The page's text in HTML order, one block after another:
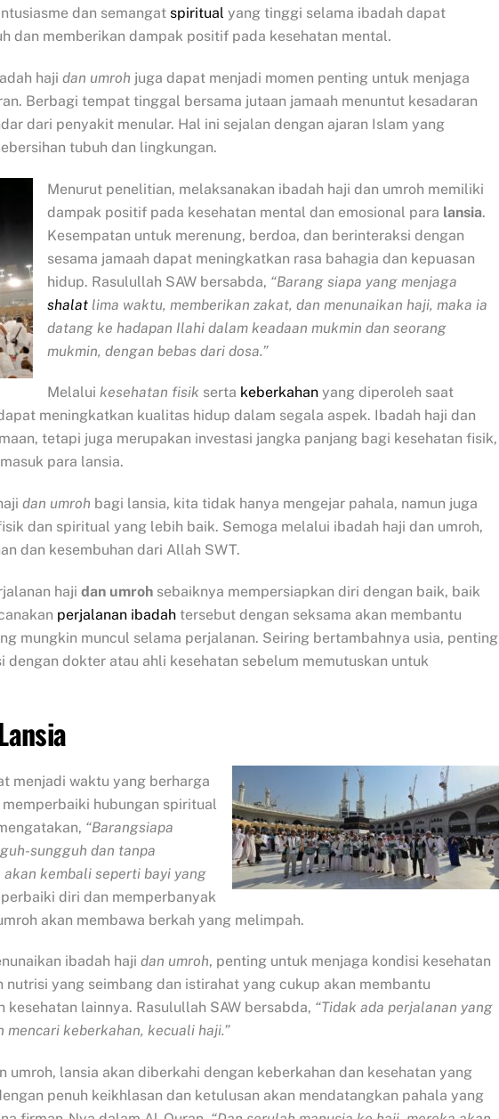
dan semangat spiritual yang tinggi selama ibadah dapat
dan memberikan dampak positif pada kesehatan mental.
haji dan umroh juga dapat menjadi momen penting untuk menjaga
Berbagi tempat tinggal bersama jutaan jamaah menuntut kesadaran
dari penyakit menular. Hal ini sejalan dengan ajaran Islam yang
tubuh dan lingkungan.
Menurut penelitian, melaksanakan ibadah haji dan umroh memiliki
dampak positif pada kesehatan mental dan emosional para lansia.
Kesempatan untuk merenung, berdoa, dan berinteraksi dengan
sesama jamaah dapat meningkatkan rasa bahagia dan kepuasan
hidup. Rasulullah SAW bersabda, “Barang siapa yang menjaga
shalat lima waktu, memberikan zakat, dan menunaikan haji, maka ia
datang ke hadapan Ilahi dalam keadaan mukmin dan seorang
mukmin, dengan bebas dari dosa.”
Melalui kesehatan fisik serta keberkahan yang diperoleh saat
meningkatkan kualitas hidup dalam segala aspek. Ibadah haji dan
tetapi juga merupakan investasi jangka panjang bagi kesehatan fisik,
para lansia.
dan umroh bagi lansia, kita tidak hanya mengejar pahala, namun juga
dan spiritual yang lebih baik. Semoga melalui ibadah haji dan umroh,
dan kesembuhan dari Allah SWT.
haji dan umroh sebaiknya mempersiapkan diri dengan baik, baik
perjalanan ibadah tersebut dengan seksama akan membantu
mungkin muncul selama perjalanan. Seiring bertambahnya usia, penting
dengan dokter atau ahli kesehatan sebelum memutuskan untuk
menjadi waktu yang berharga
hubungan spiritual
“Barangsiapa
sungguh dan tanpa
kembali seperti bayi yang
diri dan memperbanyak
akan membawa berkah yang melimpah.
ibadah haji dan umroh, penting untuk menjaga kondisi kesehatan
nutrisi yang seimbang dan istirahat yang cukup akan membantu
lainnya. Rasulullah SAW bersabda, “Tidak ada perjalanan yang
keberkahan, kecuali haji.”
umroh, lansia akan diberkahi dengan keberkahan dan kesehatan yang
penuh keikhlasan dan ketulusan akan mendatangkan pahala yang